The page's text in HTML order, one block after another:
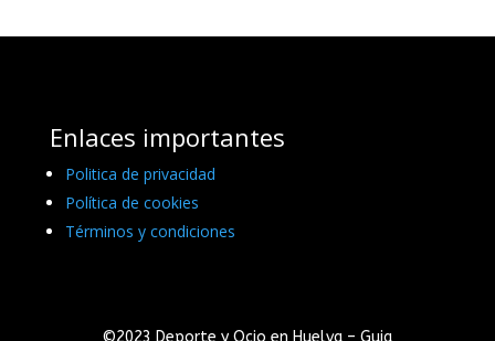
Enlaces importantes
Politica de privacidad
Política de cookies
Términos y condiciones
©2023 Deporte y Ocio en Huelva – Guia